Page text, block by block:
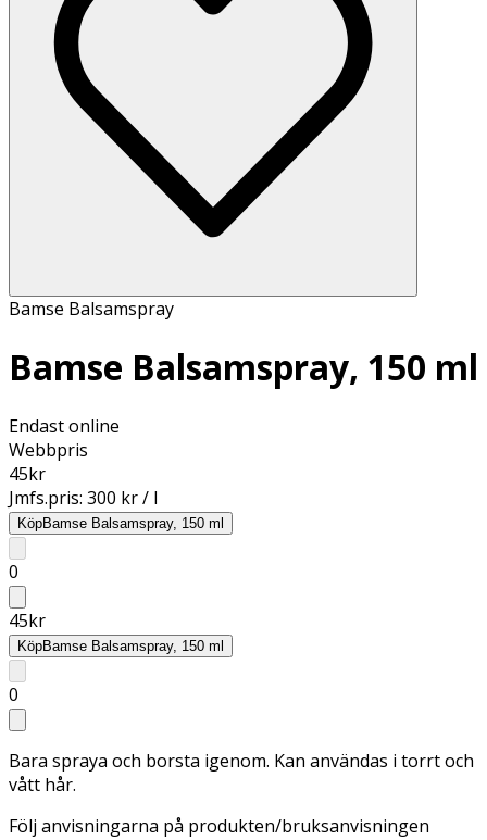
Bamse Balsamspray
Bamse Balsamspray, 150 ml
Endast online
Webbpris
45kr
Jmfs.pris: 300 kr / l
KöpBamse Balsamspray, 150 ml
0
45kr
KöpBamse Balsamspray, 150 ml
0
Bara spraya och borsta igenom. Kan användas i torrt och
vått hår.
Följ anvisningarna på produkten/bruksanvisningen